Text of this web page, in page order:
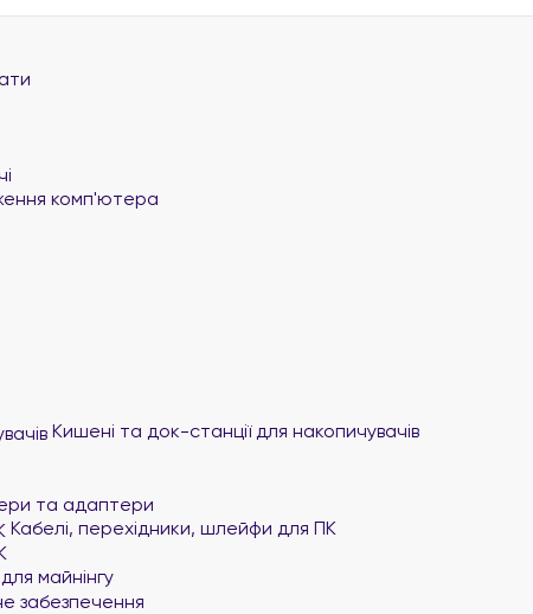
комп'ютера
Кишені та док-станції для накопичувачів
та адаптери
Кабелі, перехідники, шлейфи для ПК
майнінгу
забезпечення